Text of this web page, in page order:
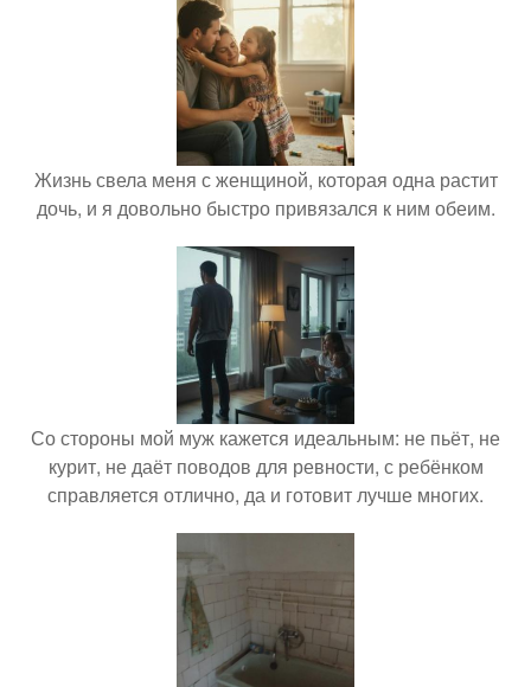
Жизнь свела меня с женщиной, которая одна растит
дочь, и я довольно быстро привязался к ним обеим.
Со стороны мой муж кажется идеальным: не пьёт, не
курит, не даёт поводов для ревности, с ребёнком
справляется отлично, да и готовит лучше многих.